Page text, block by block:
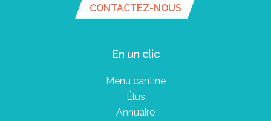
CONTACTEZ-NOUS
En un clic
Menu cantine
Élus
Annuaire